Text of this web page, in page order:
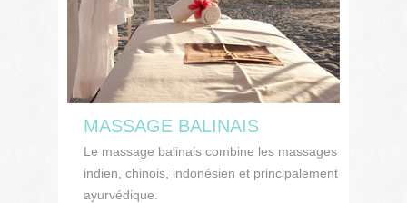
MASSAGE BALINAIS
Le massage balinais combine les massages
indien, chinois, indonésien et principalement
ayurvédique.